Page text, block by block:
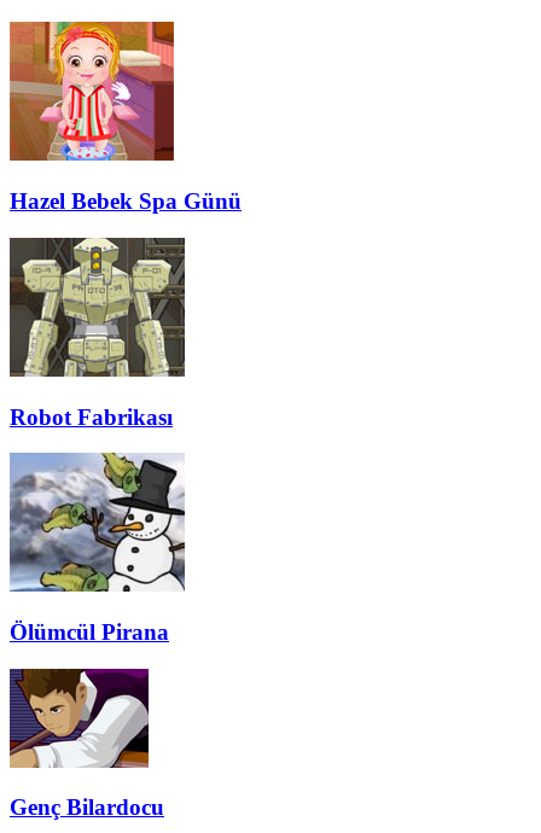
Hazel Bebek Spa Günü
Robot Fabrikası
Ölümcül Pirana
Genç Bilardocu